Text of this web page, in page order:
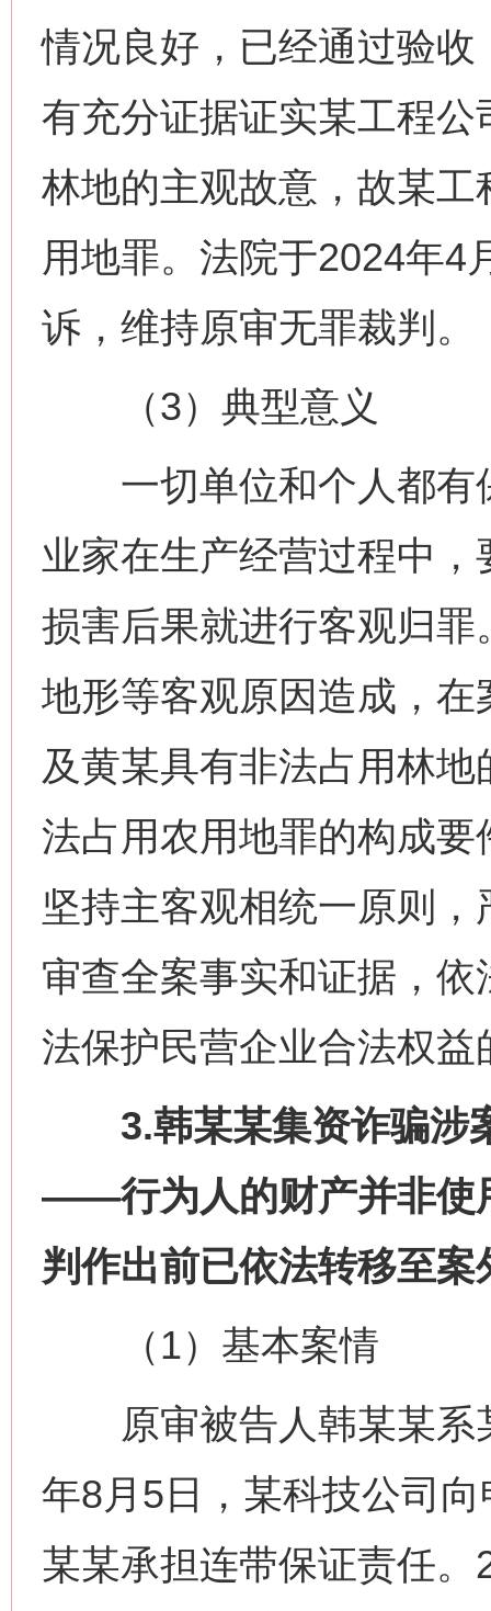
情况良好，已经通过验
有充分证据证实某工程
林地的主观故意，故某
用地罪。法院于2024年4
诉，维持原审无罪裁判。
（3）典型意义
一切单位和个人都有
业家在生产经营过程中
损害后果就进行客观归
地形等客观原因造成，
及黄某具有非法占用林
法占用农用地罪的构成
坚持主客观相统一原则
审查全案事实和证据，
法保护民营企业合法权益
3.韩某某集资诈骗涉
——行为人的财产并非使
判作出前已依法转移至
（1）基本案情
原审被告人韩某某系
年8月5日，某科技公司
某某承担连带保证责任